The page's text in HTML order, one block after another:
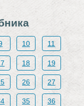
10 11
18 19
26 27
35 36